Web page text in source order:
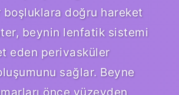
doğru hareket
beynin lenfatik sistemi
eden perivasküler
sağlar. Beyne
önce yüzeyden